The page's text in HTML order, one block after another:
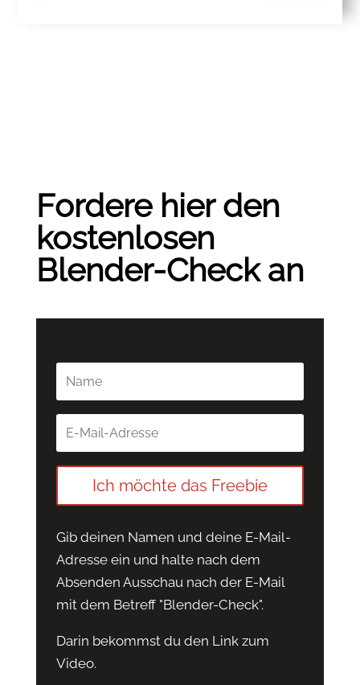
Fordere hier den
kostenlosen
Blender-Check an
Gib deinen Namen und deine E-Mail-
Adresse ein und halte nach dem
Absenden Ausschau nach der E-Mail
mit dem Betreff "Blender-Check".
Darin bekommst du den Link zum
Video.
Ich möchte das Freebie